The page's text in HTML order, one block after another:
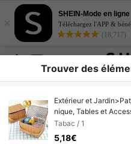
×
SHEIN-Mode en ligne
Téléchargez l'APP &
(18,717)
Trouver des
Extérieur et
nique, Tables et
Tabac / 1
5,18€